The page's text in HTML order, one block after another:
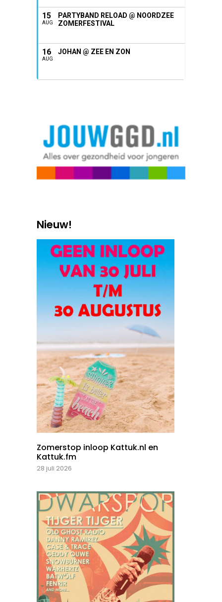
15
AUG
PARTYBAND RELOAD @ NOORDZEE
ZOMERFESTIVAL
16
AUG
JOHAN @ ZEE EN ZON
Nieuw!
Zomerstop inloop Kattuk.nl en
Kattuk.fm
28 juli 2026